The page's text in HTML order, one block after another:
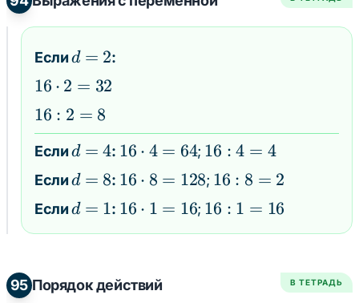
Еслиd
d = 2:
16
\cdot
2 =
32
16 ⋅ 2 = 32
16
:
2
=
8
16 : 2 = 8
Еслиd
=
4
d = 4: 16
\cdot
4 =
64
16 ⋅ 4 = 64; 16
:
4
=
4
16 : 4 = 4
Еслиd
=
8
d = 8: 16
\cdot
8 =
16 ⋅ 8 = 128; 16
:
8
16 : 8 = 2
Еслиd
=
d = 1: 16
\cdot
16 ⋅ 1 = 16; 16
:
16 : 1 = 16
95 Порядок действий В ТЕТРАДЬ